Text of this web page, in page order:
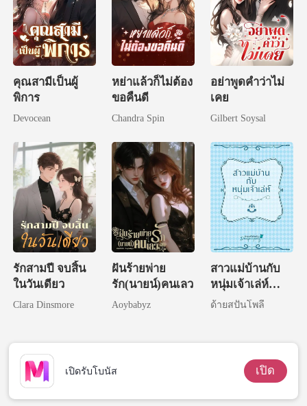
คุณสามีเป็นผู้
พิการ
Devocean
หย่าแล้วก็ไม่ต้อง
ขอคืนดี
Chandra Spin
อย่าพูดคำว่าไม่
เคย
Gilbert Soysal
รักสามปี จบสิ้น
ในวันเดียว
Clara Dinsmore
ฝันร้ายพ่าย
รัก(นายน์)คนเลว
Aoybabyz
สาวแม่บ้านกับ
หนุ่มเจ้าเล่ห์
(NC)
ด้ายสปันโพลี
เปิดรับโบนัส เปิด